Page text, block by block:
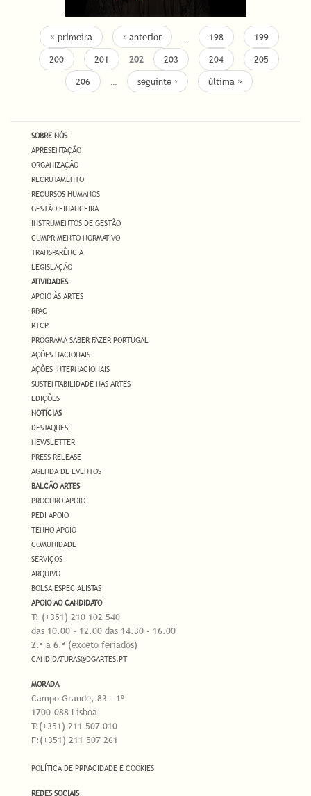
« primeira ‹ anterior … 198
199
200
201 202 203 204
205
206
… seguinte › última »
SOBRE NÓS
APRESENTAÇÃO
ORGANIZAÇÃO
RECRUTAMENTO
RECURSOS HUMANOS
GESTÃO FINANCEIRA
INSTRUMENTOS DE GESTÃO
CUMPRIMENTO NORMATIVO
TRANSPARÊNCIA
LEGISLAÇÃO
ATIVIDADES
APOIO ÀS ARTES
RPAC
RTCP
PROGRAMA SABER FAZER PORTUGAL
AÇÕES NACIONAIS
AÇÕES INTERNACIONAIS
SUSTENTABILIDADE NAS ARTES
EDIÇÕES
NOTÍCIAS
DESTAQUES
NEWSLETTER
PRESS RELEASE
AGENDA DE EVENTOS
BALCÃO ARTES
PROCURO APOIO
PEDI APOIO
TENHO APOIO
COMUNIDADE
SERVIÇOS
ARQUIVO
BOLSA ESPECIALISTAS
APOIO AO CANDIDATO
T: (+351) 210 102 540
das 10.00 - 12.00 das 14.30 - 16.00
2.ª a 6.ª (exceto feriados)
CANDIDATURAS@DGARTES.PT
MORADA
Campo Grande, 83 - 1º
1700-088 Lisboa
T:(+351) 211 507 010
F:(+351) 211 507 261
POLÍTICA DE PRIVACIDADE E COOKIES
REDES SOCIAIS